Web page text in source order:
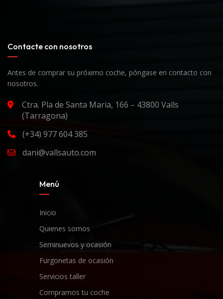
Contacte con nosotros
Antes de comprar su próximo coche, póngase en contacto con
nosotros.
Ctra. Pla de Santa Maria, 166 – 43800 Valls
(Tarragona)
(+34) 977 604 385
dani@vallsauto.com
Menú
Inicio
Quienes somos
Seminuevos y ocasión
Furgonetas de ocasión
Servicios taller
Compramos tu coche